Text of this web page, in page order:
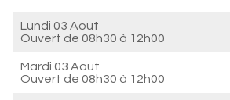
Lundi 03 Aout
Ouvert de 08h30 à 12h00
Mardi 03 Aout
Ouvert de 08h30 à 12h00